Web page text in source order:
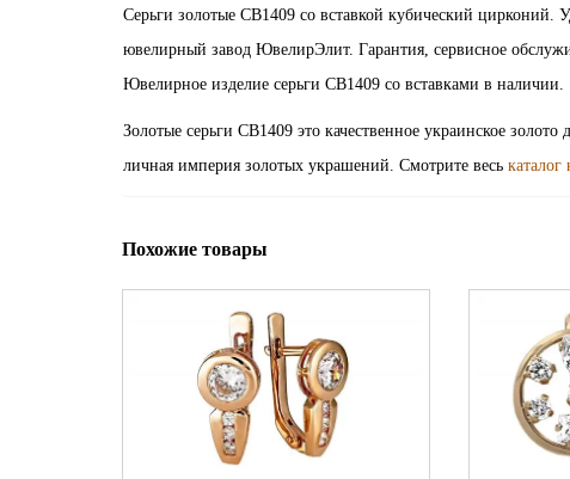
Серьги золотые СВ1409 со вставкой кубический цирконий.
ювелирный завод ЮвелирЭлит. Гарантия, сервисное
Ювелирное изделие серьги СВ1409 со вставками в наличии.
Золотые серьги СВ1409 это качественное украинское
личная империя золотых украшений. Смотрите весь
Похожие товары